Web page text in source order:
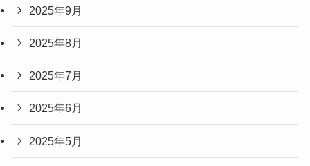
2025年9月
2025年8月
2025年7月
2025年6月
2025年5月